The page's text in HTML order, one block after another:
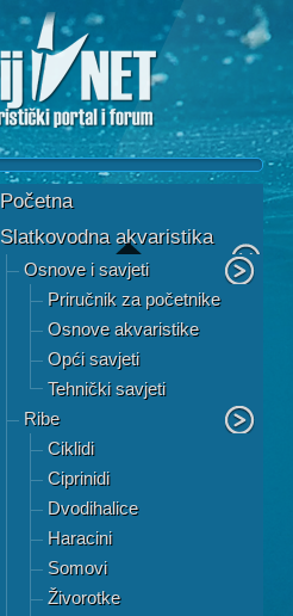
Početna
Slatkovodna akvaristika
Osnove i savjeti
Priručnik za početnike
Osnove akvaristike
Opći savjeti
Tehnički savjeti
Ribe
Ciklidi
Ciprinidi
Dvodihalice
Haracini
Somovi
Živorotke